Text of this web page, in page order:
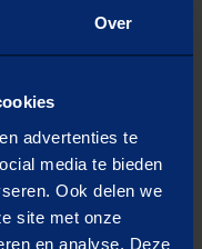
Over
advertenties te
media te bieden
Ook delen we
site met onze
en analyse. Deze
in